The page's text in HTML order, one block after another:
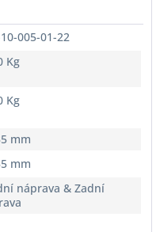
005-01-22
Kg
Kg
mm
mm
náprava & Zadní